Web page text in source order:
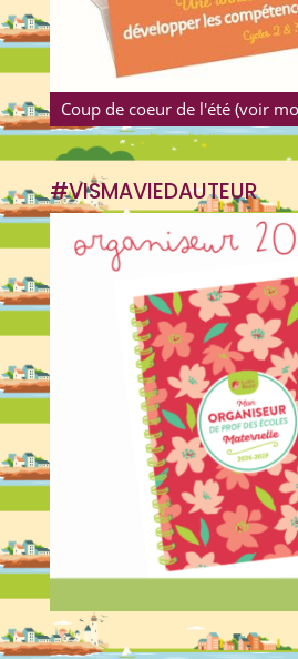
Coup de coeur de l'été (voir
#VISMAVIEDAUTEUR